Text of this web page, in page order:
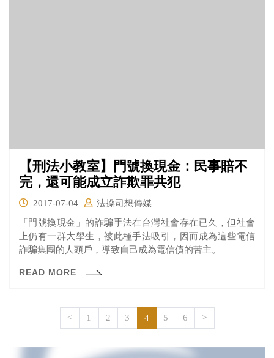
【刑法小教室】門號換現金：民事賠不
完，還可能成立詐欺罪共犯
2017-07-04
法操司想傳媒
「門號換現金」的詐騙手法在台灣社會存在已久，但社會
上仍有一群大學生，被此種手法吸引，因而成為這些電信
詐騙集團的人頭戶，導致自己成為電信債的苦主。
READ MORE
< 1 2 3 4 5 6 >